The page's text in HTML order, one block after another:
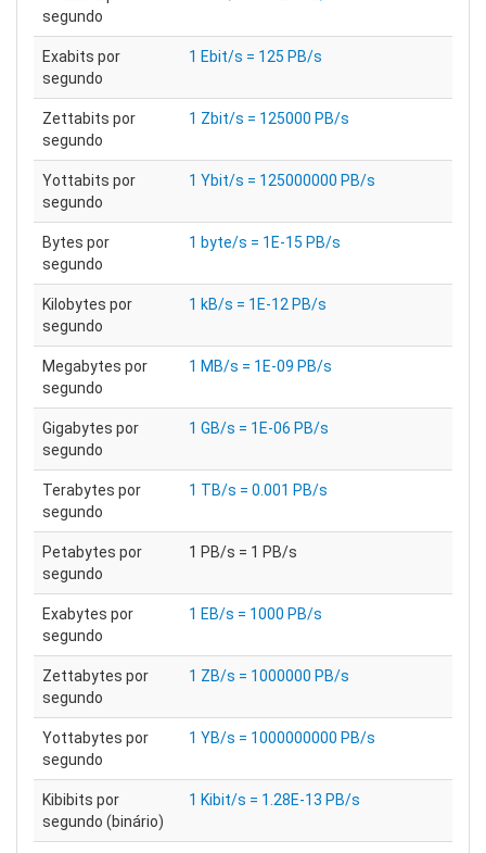
segundo
Exabits por
segundo
1 Ebit/s = 125 PB/s
Zettabits por
segundo
1 Zbit/s = 125000 PB/s
Yottabits por
segundo
1 Ybit/s = 125000000 PB/s
Bytes por
segundo
1 byte/s = 1E-15 PB/s
Kilobytes por
segundo
1 kB/s = 1E-12 PB/s
Megabytes por
segundo
1 MB/s = 1E-09 PB/s
Gigabytes por
segundo
1 GB/s = 1E-06 PB/s
Terabytes por
segundo
1 TB/s = 0.001 PB/s
Petabytes por
segundo
1 PB/s = 1 PB/s
Exabytes por
segundo
1 EB/s = 1000 PB/s
Zettabytes por
segundo
1 ZB/s = 1000000 PB/s
Yottabytes por
segundo
1 YB/s = 1000000000 PB/s
Kibibits por
segundo (binário)
1 Kibit/s = 1.28E-13 PB/s